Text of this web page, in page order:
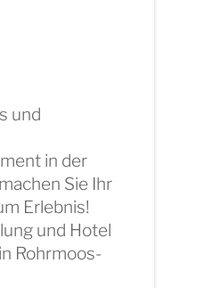
und
in der
Sie Ihr
Erlebnis!
und Hotel
Rohrmoos-